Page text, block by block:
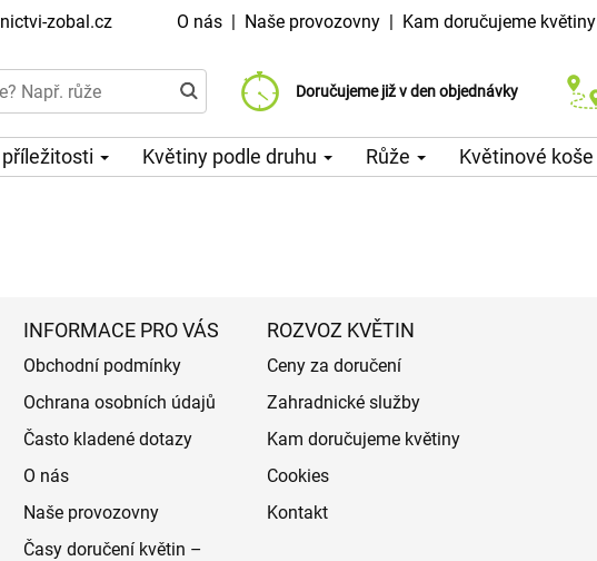
zobal.cz O nás | Naše provozovny | Kam doručujeme květiny
Doručujeme již v den objednávky
Doručujeme již od 99 Kč
Možný výběr času a dne doručení
Květiny podle druhu Růže Květinové koše
INFORMACE PRO VÁS
Obchodní podmínky
Ochrana osobních údajů
Často kladené dotazy
O nás
Naše provozovny
Časy doručení květin –
ROZVOZ KVĚTIN
Ceny za doručení
Zahradnické služby
Kam doručujeme květiny
Cookies
Kontakt